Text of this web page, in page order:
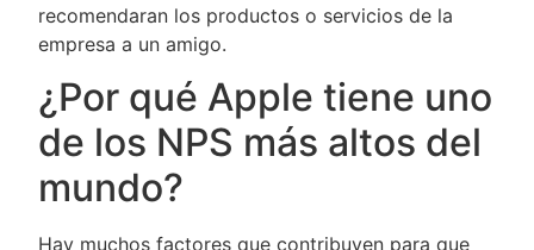
recomendaran los productos o servicios de la
empresa a un amigo.
¿Por qué Apple tiene uno
de los NPS más altos del
mundo?
Hay muchos factores que contribuyen para que